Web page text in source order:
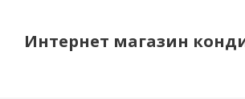
Интернет магазин